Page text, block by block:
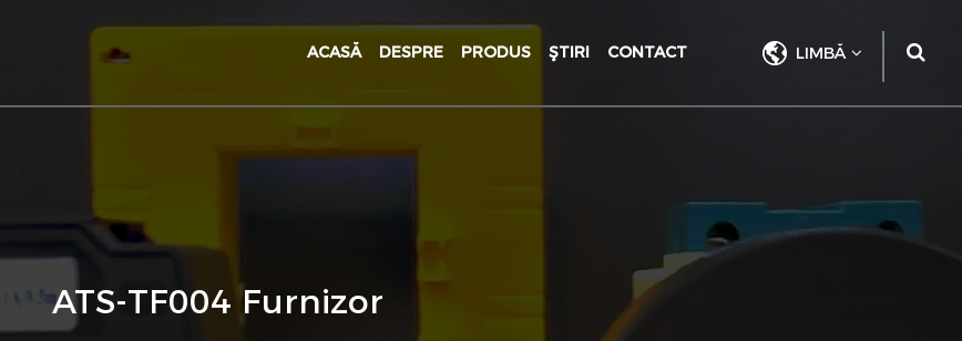
LIMBĂ
ACASĂ DESPRE PRODUS ŞTIRI CONTACT
ATS-TF004 Furnizor